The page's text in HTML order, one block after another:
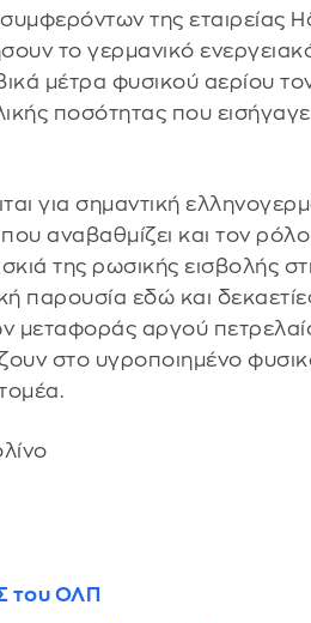
της εταιρείας
το γερμανικό
μέτρα φυσικού αερίου
ποσότητας που
για σημαντική
αναβαθμίζει και τον
της ρωσικής εισβολής
παρουσία εδώ και
μεταφοράς αργού
στο υγροποιημένο
του ΟΛΠ